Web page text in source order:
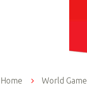
Home 5 World